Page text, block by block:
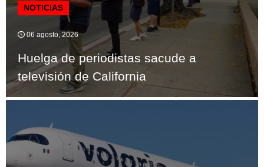
NOTICIAS
06 agosto, 2026
Huelga de periodistas sacude a
televisión de California